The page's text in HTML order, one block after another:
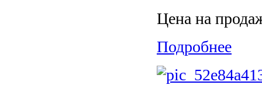
Цена на
Подробнее